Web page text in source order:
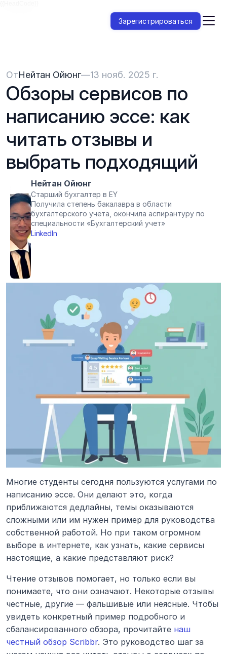
Зарегистрироваться
ОтНейтан Ойюнг—13 нояб. 2025 г.
Обзоры сервисов по
написанию эссе: как
читать отзывы и
выбрать подходящий
Нейтан Ойюнг
Старший бухгалтер в EY
Получила степень бакалавра в области
бухгалтерского учета, окончила аспирантуру по
специальности «Бухгалтерский учет»
LinkedIn
Многие студенты сегодня пользуются услугами по
написанию эссе. Они делают это, когда
приближаются дедлайны, темы оказываются
сложными или им нужен пример для руководства
собственной работой. Но при таком огромном
выборе в интернете, как узнать, какие сервисы
настоящие, а какие представляют риск?
Чтение отзывов помогает, но только если вы
понимаете, что они означают. Некоторые отзывы
честные, другие — фальшивые или неясные. Чтобы
увидеть конкретный пример подробного и
сбалансированного обзора, прочитайте наш
честный обзор Scribbr. Это руководство шаг за